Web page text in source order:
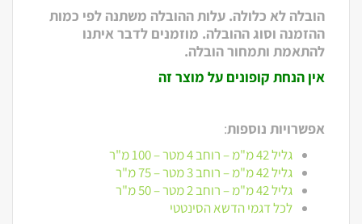
הובלה לא כלולה. עלות ההובלה משתנה לפי כמות
ההזמנה וסוג ההובלה. מוזמנים לדבר איתנו
להתאמת ותמחור הובלה.
אין הנחת קופונים על מוצר זה
אפשרויות נוספות:
גליל 42 מ"מ – רוחב 4 מטר – 100 מ"ר
גליל 42 מ"מ – רוחב 3 מטר – 75 מ"ר
גליל 42 מ"מ – רוחב 2 מטר – 50 מ"ר
לכל דגמי הדשא הסינטטי